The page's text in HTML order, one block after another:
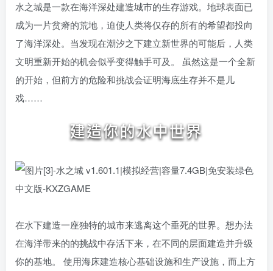
水之城是一款在海洋深处建造城市的生存游戏。地球表面已
成为一片贫瘠的荒地，迫使人类将仅存的所有的希望都投向
了海洋深处。当发现在潮汐之下建立新世界的可能后，人类
文明重新开始的机会似乎变得触手可及。 虽然这是一个全新
的开始，但前方的危险和挑战会证明海底生存并不是儿
戏……
在水下建造一座独特的城市来逃离这个垂死的世界。想办法
在海洋带来的的挑战中存活下来，在不同的层面建造并升级
你的基地。 使用海床建造核心基础设施和生产设施，而上方